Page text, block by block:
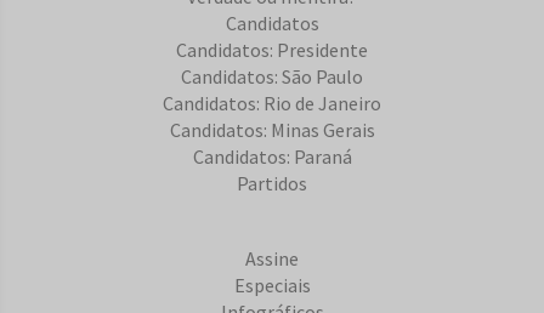
Candidatos
Candidatos: Presidente
Candidatos: São Paulo
Candidatos: Rio de Janeiro
Candidatos: Minas Gerais
Candidatos: Paraná
Partidos
Assine
Especiais